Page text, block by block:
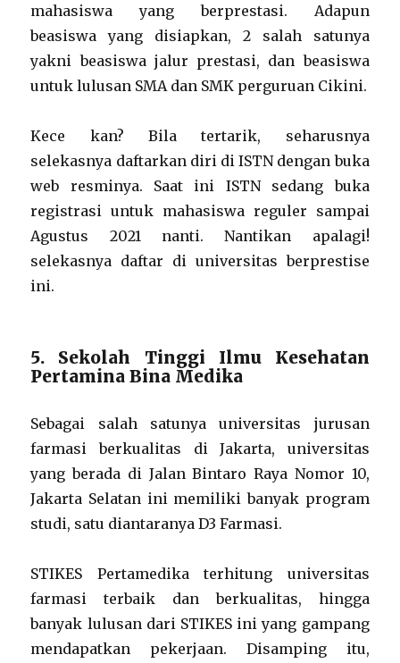
mahasiswa yang berprestasi. Adapun
beasiswa yang disiapkan, 2 salah satunya
yakni beasiswa jalur prestasi, dan beasiswa
untuk lulusan SMA dan SMK perguruan Cikini.
Kece kan? Bila tertarik, seharusnya
selekasnya daftarkan diri di ISTN dengan buka
web resminya. Saat ini ISTN sedang buka
registrasi untuk mahasiswa reguler sampai
Agustus 2021 nanti. Nantikan apalagi!
selekasnya daftar di universitas berprestise
ini.
5. Sekolah Tinggi Ilmu Kesehatan
Pertamina Bina Medika
Sebagai salah satunya universitas jurusan
farmasi berkualitas di Jakarta, universitas
yang berada di Jalan Bintaro Raya Nomor 10,
Jakarta Selatan ini memiliki banyak program
studi, satu diantaranya D3 Farmasi.
STIKES Pertamedika terhitung universitas
farmasi terbaik dan berkualitas, hingga
banyak lulusan dari STIKES ini yang gampang
mendapatkan pekerjaan. Disamping itu,